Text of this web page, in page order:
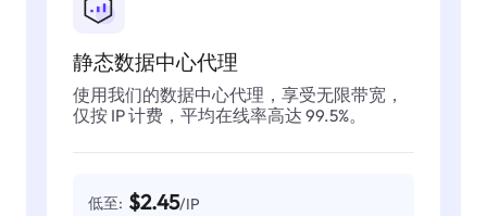
静态数据中心代理
使用我们的数据中心代理，享受无限带宽，
仅按 IP 计费，平均在线率高达 99.5%。
低至: $2.45/IP